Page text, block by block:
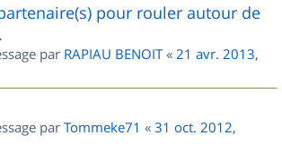
pour rouler autour de
par RAPIAU BENOIT« 21 avr. 2013,
par Tommeke71 « 31 oct. 2012,